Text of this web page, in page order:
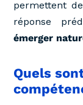
permettent
réponse
émerger
Quels